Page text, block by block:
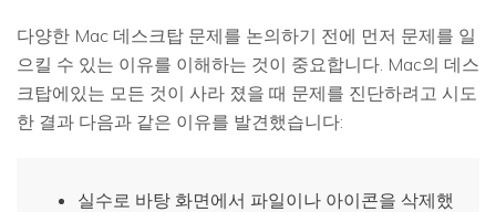
다양한 Mac 데스크탑 문제를 논의하기 전에 먼저 문제를 일
으킬 수 있는 이유를 이해하는 것이 중요합니다. Mac의 데스
크탑에있는 모든 것이 사라 졌을 때 문제를 진단하려고 시도
한 결과 다음과 같은 이유를 발견했습니다:
실수로 바탕 화면에서 파일이나 아이콘을 삭제했